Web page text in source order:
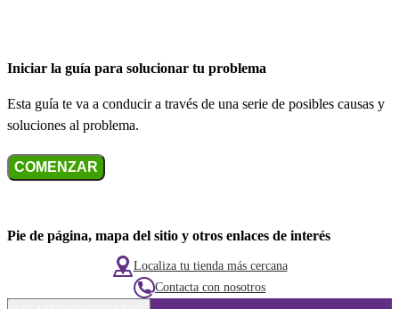
Iniciar la guía para solucionar tu problema
Esta guía te va a conducir a través de una serie de posibles causas y
soluciones al problema.
COMENZAR
Pie de página, mapa del sitio y otros enlaces de interés
Localiza tu tienda más cercana
Contacta con nosotros